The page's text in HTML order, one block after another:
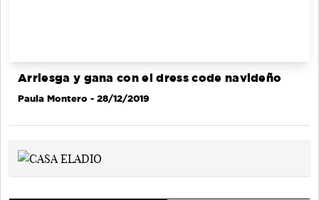
Arriesga y gana con el dress code navideño
Paula Montero - 28/12/2019